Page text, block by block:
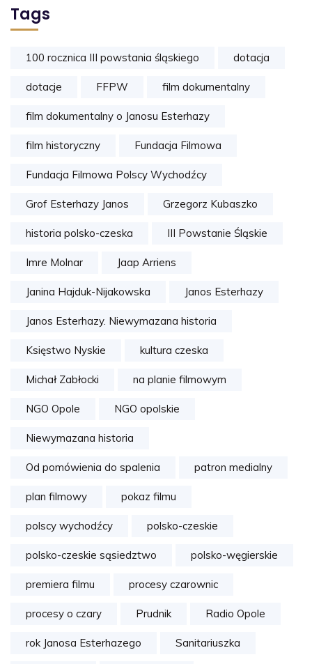
Tags
100 rocznica III powstania śląskiego dotacja
dotacje FFPW film dokumentalny
film dokumentalny o Janosu Esterhazy
film historyczny Fundacja Filmowa
Fundacja Filmowa Polscy Wychodźcy
Grof Esterhazy Janos Grzegorz Kubaszko
historia polsko-czeska III Powstanie Śląskie
Imre Molnar Jaap Arriens
Janina Hajduk-Nijakowska Janos Esterhazy
Janos Esterhazy. Niewymazana historia
Księstwo Nyskie kultura czeska
Michał Zabłocki na planie filmowym
NGO Opole NGO opolskie
Niewymazana historia
Od pomówienia do spalenia patron medialny
plan filmowy pokaz filmu
polscy wychodźcy polsko-czeskie
polsko-czeskie sąsiedztwo polsko-węgierskie
premiera filmu procesy czarownic
procesy o czary Prudnik Radio Opole
rok Janosa Esterhazego Sanitariuszka